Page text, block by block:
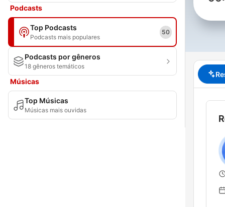
Podcasts
Top Podcasts
Podcasts mais populares
50
Podcasts por gêneros
18 gêneros temáticos
Músicas
Top Músicas
Músicas mais ouvidas